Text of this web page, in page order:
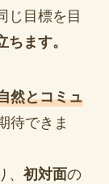
じ目標を目
ます。
然とコミュ
待できま
初対面の